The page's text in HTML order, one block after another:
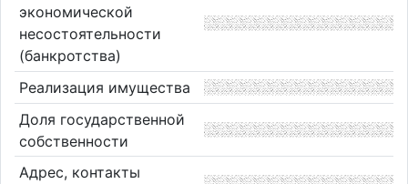
экономической
несостоятельности
(банкротства)
Реализация имущества
Доля государственной
собственности
Адрес, контакты